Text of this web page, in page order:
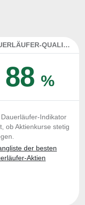
DAUERLÄUFER-QUALITÄTEN
88%
Dauerläufer-Indikator
ob Aktienkurse stetig
der besten
Aktien